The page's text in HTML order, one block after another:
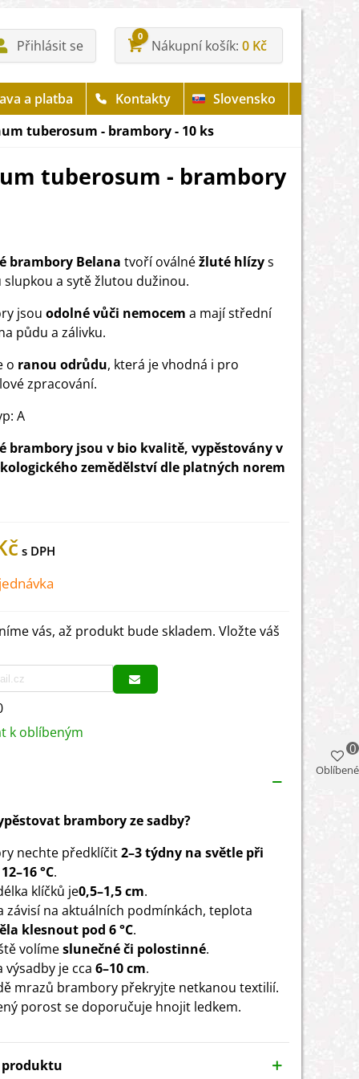
Přihlásit se
0
Nákupní košík 0 Kč
a platba Kontakty
Slovensko
tuberosum - brambory - 10 ks
tuberosum - brambory
brambory Belana tvoří oválnéžluté hlízys
slupkou a sytě žlutou dužinou.
jsou odolné vůči nemocem a mají střední
půdu a zálivku.
o ranou odrůdu, která je vhodná i pro
zpracování.
A
brambory jsou v bio kvalitě, vypěstovány v
zemědělství dle platných norem
vás, až produkt bude skladem. Vložte váš
k oblíbeným
brambory ze sadby?
nechte předklíčit2–3 týdny na světle při
°C.
klíčků je0,5–1,5 cm.
závisí na aktuálních podmínkách, teplota
klesnout pod 6 °C.
volímeslunečné či polostinné.
výsadby je cca 6–10 cm.
mrazů brambory překryjte netkanou textilií.
porost se doporučuje hnojit ledkem.
Oblíbené
0